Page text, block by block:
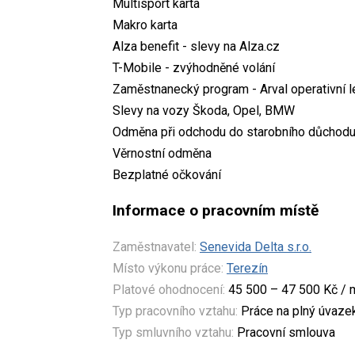
Multisport karta
Makro karta
Alza benefit - slevy na Alza.cz
T-Mobile - zvýhodněné volání
Zaměstnanecký program - Arval operativní
Slevy na vozy Škoda, Opel, BMW
Odměna při odchodu do starobního důchodu
Věrnostní odměna
Bezplatné očkování
Informace o pracovním místě
Zaměstnavatel: Senevida Delta s.r.o.
Místo výkonu práce: Terezín
Platové ohodnocení: 45 500 – 47 500 Kč /
Typ pracovního vztahu: Práce na plný
Typ smluvního vztahu: Pracovní smlouva